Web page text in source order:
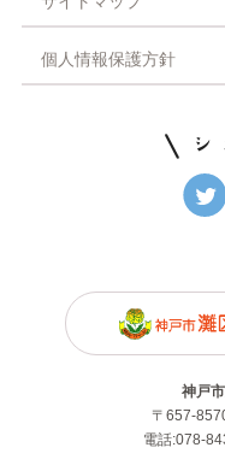
個人情報保護方針
神戸
〒657-
電話:078-